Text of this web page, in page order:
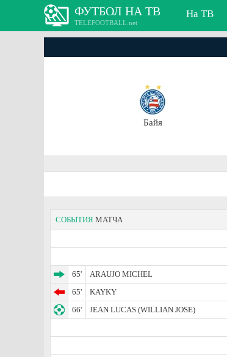
ФУТБОЛ НА ТВ
TELEFOOTBALL.net
На ТВ
Байя
СОБЫТИЯ МАТЧА
65'
ARAUJO MICHEL
65'
KAYKY
66'
JEAN LUCAS (WILLIAN JOSE)